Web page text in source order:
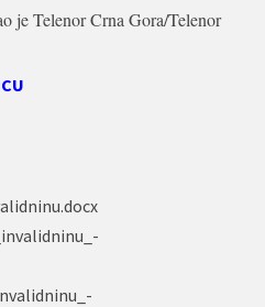
je Telenor Crna Gora/Telenor